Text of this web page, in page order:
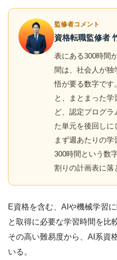
監修者コメント
資格転職監修者
表にある300時間
間は、社会人が独
悟が要る数字です
と、まとまった
ど、認定プログラ
た単元を後回しに
まず週あたりの学
300時間という数
割りの計画表に落
E資格を含む、AIや機械学習
と取得に必要な学習時間を比
その高い難易度から、AI系資
いる。